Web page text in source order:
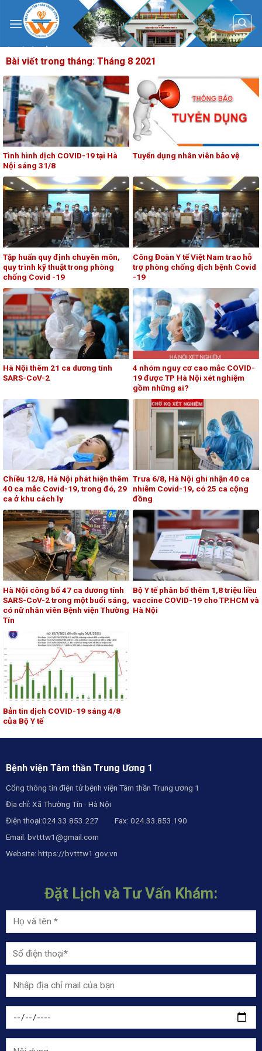
content
Bài viết trong tháng: Tháng 8 2021
Tình hình dịch COVID-19 tại Hà
Nội sáng 31/8
Tuyển dụng nhân viên bảo vệ
Tập huấn quy định chuyên môn,
quy trình kỹ thuật trong phòng
chống Covid -19
Công Đoàn Y tế Việt Nam trao hỗ
trợ phòng chống dịch bệnh Covid
-19
Hà Nội thêm 21 ca dương tính
SARS-CoV-2
4 nhóm nguy cơ cao mắc COVID-
19 được TP Hà Nội xét nghiệm
gồm những ai?
Chiều 12/8, Hà Nội phát hiện thêm
40 ca mắc Covid-19, trong đó, 29
ca ở khu cách ly
Trưa 6/8, Hà Nội ghi nhận 40 ca
nhiễm Covid-19, có 25 ca cộng
đồng
Hà Nội công bố 47 ca dương tính
SARS-CoV-2 trong một buổi sáng,
có nữ nhân viên Bệnh viện Thường
Tín
Bộ Y tế phân bổ thêm 1,8 triệu liều
vaccine COVID-19 cho TP.HCM và
Hà Nội
Bản tin dịch COVID-19 sáng 4/8
của Bộ Y tế
Bệnh viện Tâm thần Trung Ương 1
Cổng thông tin điện tử bệnh viện Tâm thần Trung ương 1
Địa chỉ: Xã Thường Tín - Hà Nội
Điện thoại:024.33.853.227 Fax: 024.33.853.190
Email: bvtttw1@gmail.com
Website: https://bvtttw1.gov.vn
Đặt Lịch và Tư Vấn Khám: